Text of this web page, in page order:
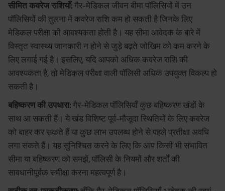
सीमित कवरेज राशियाँ: गैर-मेडिकल जीवन बीमा पॉलिसियों में उन
पॉलिसियों की तुलना में कवरेज राशि कम हो सकती है जिनके लिए
मेडिकल परीक्षा की आवश्यकता होती है। यह सीमा आवेदक के बारे में
विस्तृत स्वास्थ्य जानकारी न होने से जुड़े बढ़ते जोखिम को कम करने के
लिए लगाई गई है। इसलिए, यदि आपको अधिक कवरेज राशि की
आवश्यकता है, तो मेडिकल परीक्षा वाली पॉलिसी अधिक उपयुक्त विकल्प हो
सकती है।
बहिष्करण की उपधारा: गैर-मेडिकल पॉलिसियाँ कुछ बहिष्करण खंडों के
साथ आ सकती हैं। ये खंड विशिष्ट पूर्व-मौजूदा स्थितियों के लिए कवरेज
को बाहर कर सकते हैं या कुछ लाभ उपलब्ध होने से पहले प्रतीक्षा अवधि
लगा सकते हैं। यह सुनिश्चित करने के लिए कि आप किसी भी संभावित
सीमा या बहिष्करण को समझें, पॉलिसी के नियमों और शर्तों की
सावधानीपूर्वक समीक्षा करना महत्वपूर्ण है।